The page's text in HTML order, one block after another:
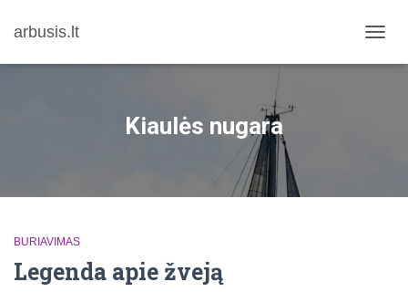
arbusis.lt
Kiaulės nugara
BURIAVIMAS
Legenda apie žveją